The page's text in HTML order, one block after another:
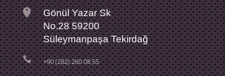
Gönül Yazar Sk
No.28 59200
Süleymanpaşa Tekirdağ
+90 (282) 260 08 55